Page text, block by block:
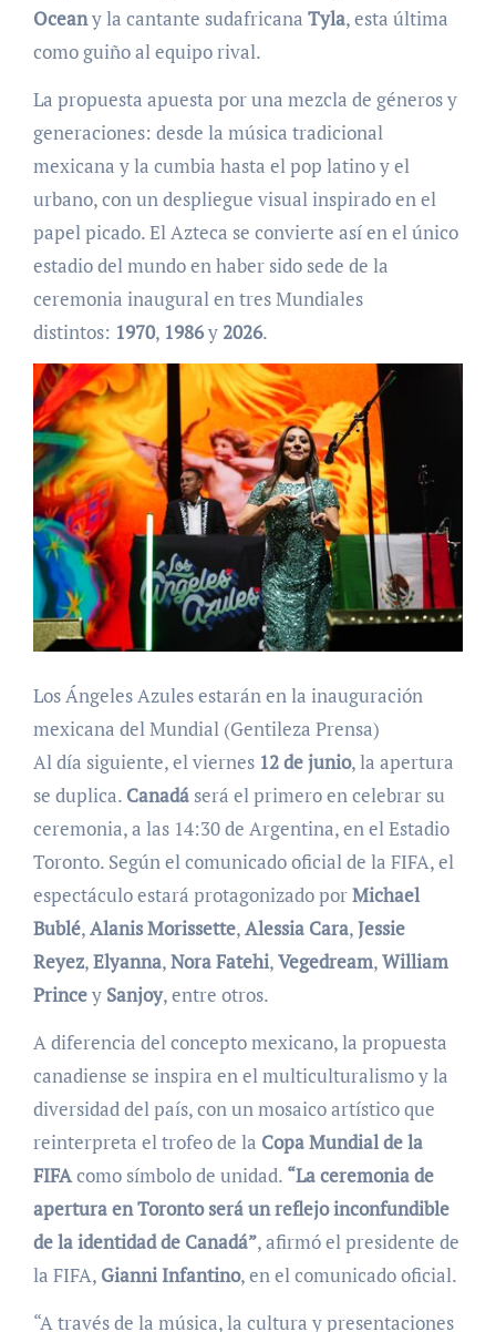
Oceany la cantante sudafricana Tyla, esta última
como guiño al equipo rival.
La propuesta apuesta por una mezcla de géneros y
generaciones: desde la música tradicional
mexicana y la cumbia hasta el pop latino y el
urbano, con un despliegue visual inspirado en el
papel picado. El Azteca se convierte así en el único
estadio del mundo en haber sido sede de la
ceremonia inaugural en tres Mundiales
distintos: 1970, 1986y2026.
Los Ángeles Azules estarán en la inauguración
mexicana del Mundial (Gentileza Prensa)
Al día siguiente, el viernes 12 de junio, la apertura
se duplica. Canadáserá el primero en celebrar su
ceremonia, a las 14:30 de Argentina, en el Estadio
Toronto. Según el comunicado oficial de la FIFA, el
espectáculo estará protagonizado porMichael
Bublé,Alanis Morissette,Alessia Cara,Jessie
Reyez,Elyanna,Nora Fatehi,Vegedream,William
Princey Sanjoy, entre otros.
A diferencia del concepto mexicano, la propuesta
canadiense se inspira en el multiculturalismo y la
diversidad del país, con un mosaico artístico que
reinterpreta el trofeo de la Copa Mundial de la
FIFAcomo símbolo de unidad. “La ceremonia de
apertura en Toronto será un reflejo inconfundible
de la identidad de Canadá”, afirmó el presidente de
la FIFA, Gianni Infantino, en el comunicado oficial.
“A través de la música, la cultura y presentaciones